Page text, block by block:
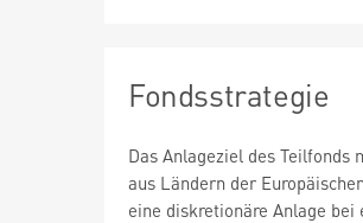
Fondsstrategie
Das Anlageziel des
aus Ländern der
eine diskretionäre Anlage